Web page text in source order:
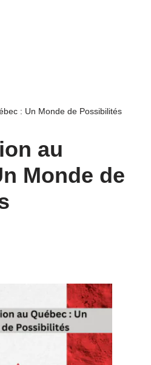
: Un Monde de Possibilités
au
Monde de